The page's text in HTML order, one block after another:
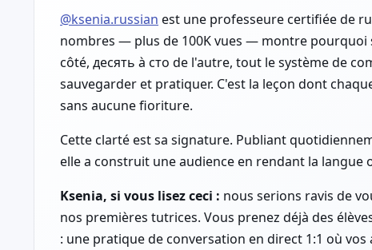
@ksenia.russian est une professeure certifiée de
nombres — plus de 100K vues — montre pourquoi
côté, десять à сто de l'autre, tout le système de
sauvegarder et pratiquer. C'est la leçon dont
sans aucune fioriture.
Cette clarté est sa signature. Publiant
elle a construit une audience en rendant la
Ksenia, si vous lisez ceci : nous serions ravis de
nos premières tutrices. Vous prenez déjà des
: une pratique de conversation en direct 1:1 où